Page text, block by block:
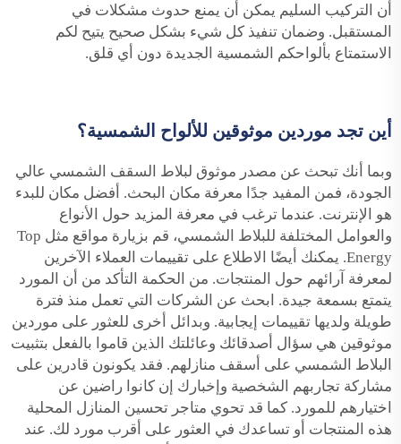
أن التركيب السليم يمكن أن يمنع حدوث مشكلات في
المستقبل. وضمان تنفيذ كل شيء بشكل صحيح يتيح لكم
الاستمتاع بألواحكم الشمسية الجديدة دون أي قلق.
أين تجد موردين موثوقين للألواح الشمسية؟
وبما أنك تبحث عن مصدر موثوق لبلاط السقف الشمسي عالي
الجودة، فمن المفيد جدًا معرفة مكان البحث. أفضل مكان للبدء
هو الإنترنت. عندما ترغب في معرفة المزيد حول الأنواع
والعوامل المختلفة للبلاط الشمسي، قم بزيارة مواقع مثل Top
Energy. يمكنك أيضًا الاطلاع على تقييمات العملاء الآخرين
لمعرفة آرائهم حول المنتجات. من الحكمة التأكد من أن المورد
يتمتع بسمعة جيدة. ابحث عن الشركات التي تعمل منذ فترة
طويلة ولديها تقييمات إيجابية. وبدائل أخرى للعثور على موردين
موثوقين هي سؤال أصدقائك وعائلتك الذين قاموا بالفعل بتثبيت
البلاط الشمسي على أسقف منازلهم. فقد يكونون قادرين على
مشاركة تجاربهم الشخصية وإخبارك إن كانوا راضين عن
اختيارهم للمورد. كما قد تحوي متاجر تحسين المنازل المحلية
هذه المنتجات أو تساعدك في العثور على أقرب مورد لك. عند